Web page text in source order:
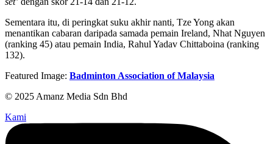
Sementara itu, di peringkat suku akhir nanti, Tze Yong akan
menantikan cabaran daripada samada pemain Ireland, Nhat Nguyen
(ranking 45) atau pemain India, Rahul Yadav Chittaboina (ranking
132).
Featured Image: Badminton Association of Malaysia
© 2025 Amanz Media Sdn Bhd
Kami